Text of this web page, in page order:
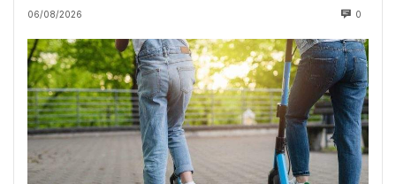
06/08/2026 0